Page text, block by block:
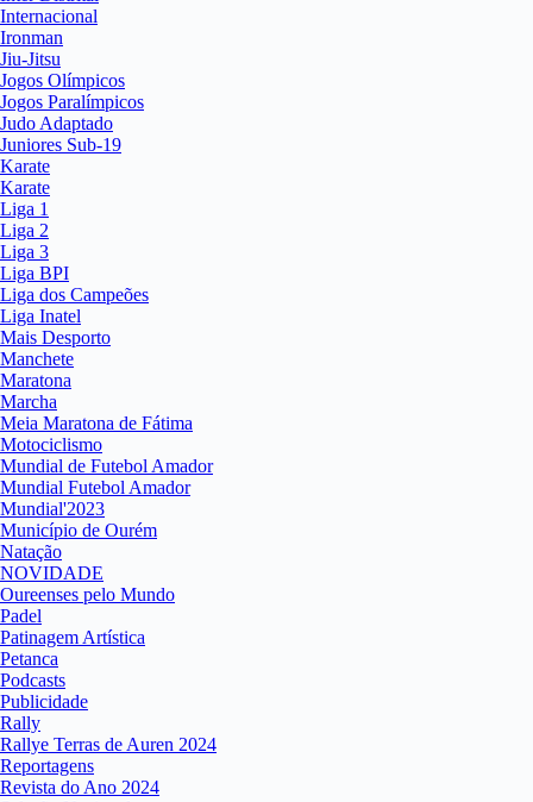
Internacional
Ironman
Jiu-Jitsu
Jogos Olímpicos
Jogos Paralímpicos
Judo Adaptado
Juniores Sub-19
Karate
Karate
Liga 1
Liga 2
Liga 3
Liga BPI
Liga dos Campeões
Liga Inatel
Mais Desporto
Manchete
Maratona
Marcha
Meia Maratona de Fátima
Motociclismo
Mundial de Futebol Amador
Mundial Futebol Amador
Mundial'2023
Município de Ourém
Natação
NOVIDADE
Oureenses pelo Mundo
Padel
Patinagem Artística
Petanca
Podcasts
Publicidade
Rally
Rallye Terras de Auren 2024
Reportagens
Revista do Ano 2024